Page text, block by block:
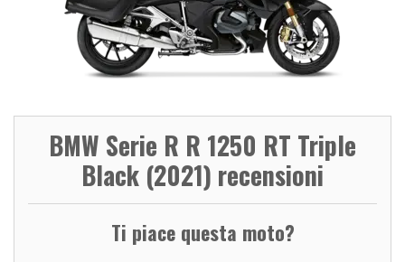
BMW Serie R R 1250 RT Triple
Black (2021) recensioni
Ti piace questa moto?